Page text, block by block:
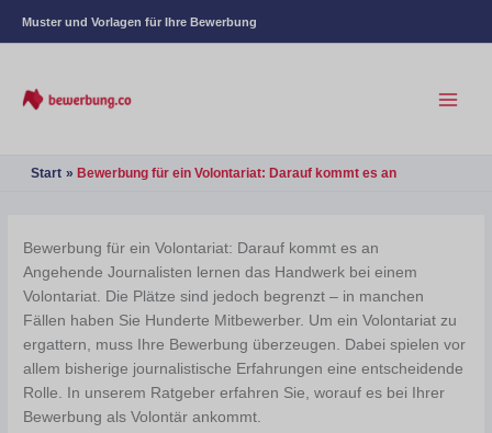
Muster und Vorlagen für Ihre Bewerbung
Start Bewerbung für ein Volontariat: Darauf kommt es an
Bewerbung für ein Volontariat: Darauf kommt es an
Angehende Journalisten lernen das Handwerk bei einem
Volontariat. Die Plätze sind jedoch begrenzt – in manchen
Fällen haben Sie Hunderte Mitbewerber. Um ein Volontariat zu
ergattern, muss Ihre Bewerbung überzeugen. Dabei spielen vor
allem bisherige journalistische Erfahrungen eine entscheidende
Rolle. In unserem Ratgeber erfahren Sie, worauf es bei Ihrer
Bewerbung als Volontär ankommt.